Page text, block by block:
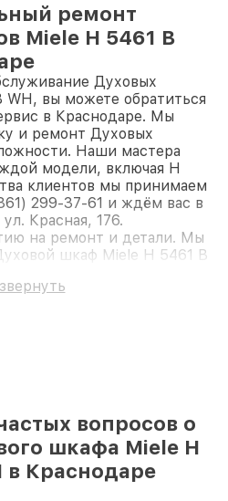
ремонт
Miele H 5461 B
Духовых
вы можете обратиться
в Краснодаре. Мы
и ремонт Духовых
Наши мастера
модели, включая H
клиентов мы принимаем
299-37-61 и ждём вас в
Красная, 176.
на ремонт и детали. Мы
шкаф Miele H 5461 B
вопросов о
шкафа Miele H
в Краснодаре